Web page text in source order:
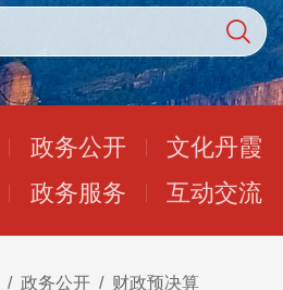
政务公开
文化丹霞
政务服务 互动交流
/ 政务公开 / 财政预决算